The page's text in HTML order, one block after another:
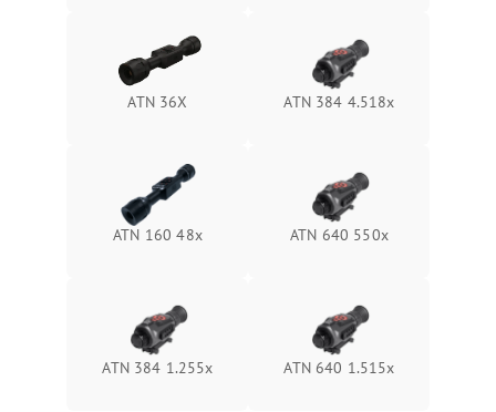
Неисправность системы
защиты от замыкания
Подробнее →
Поломка системы защиты
от перенапряжения
Подробнее →
ATN 36X ATN 384 4.518x
ATN 160 48x ATN 640 550x
ATN 384 1.255х ATN 640 1.515x